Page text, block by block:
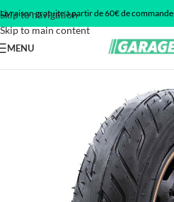
Skip to navigation
Skip to main content
Livraison gratuite à partir de 60€ de commande
MENU